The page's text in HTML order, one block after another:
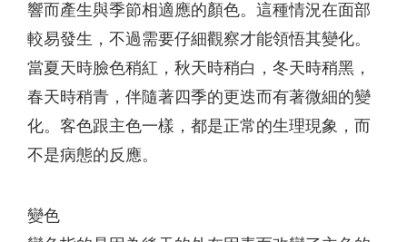
響而產生與季節相適應的顏色。這種情況在面部
較易發生，不過需要仔細觀察才能領悟其變化。
當夏天時臉色稍紅，秋天時稍白，冬天時稍黑，
春天時稍青，伴隨著四季的更迭而有著微細的變
化。客色跟主色一樣，都是正常的生理現象，而
不是病態的反應。
變色